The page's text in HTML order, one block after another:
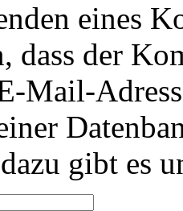
eines
dass der
Mail-
gibt es